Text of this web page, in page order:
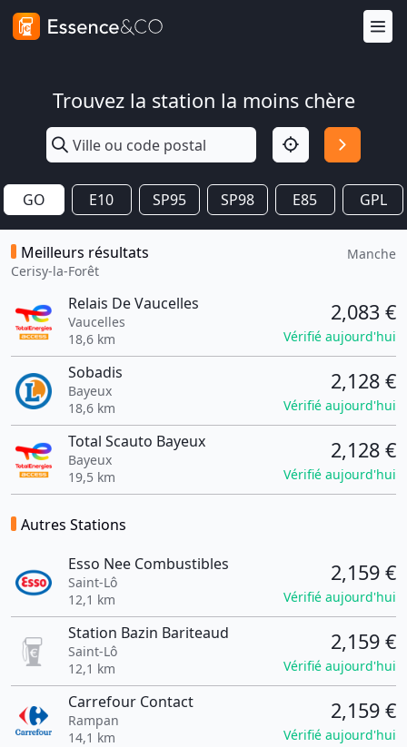
Trouvez la station la moins chère
GO E10 SP95 SP98 E85 GPL
Meilleurs résultats
Cerisy-la-Forêt
Manche
Relais De Vaucelles
Vaucelles
18,6 km
2,083 €
Vérifié aujourd'hui
Sobadis
Bayeux
18,6 km
2,128 €
Vérifié aujourd'hui
Total Scauto Bayeux
Bayeux
19,5 km
2,128 €
Vérifié aujourd'hui
Autres Stations
Esso Nee Combustibles
Saint-Lô
12,1 km
2,159 €
Vérifié aujourd'hui
Station Bazin Bariteaud
Saint-Lô
12,1 km
2,159 €
Vérifié aujourd'hui
Carrefour Contact
Rampan
14,1 km
2,159 €
Vérifié aujourd'hui